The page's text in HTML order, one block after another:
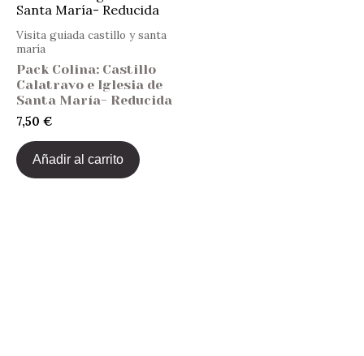
Visita guiada castillo y santa
maría
Pack Colina: Castillo
Calatravo e Iglesia de
Santa María- Reducida
7,50 €
Añadir al carrito